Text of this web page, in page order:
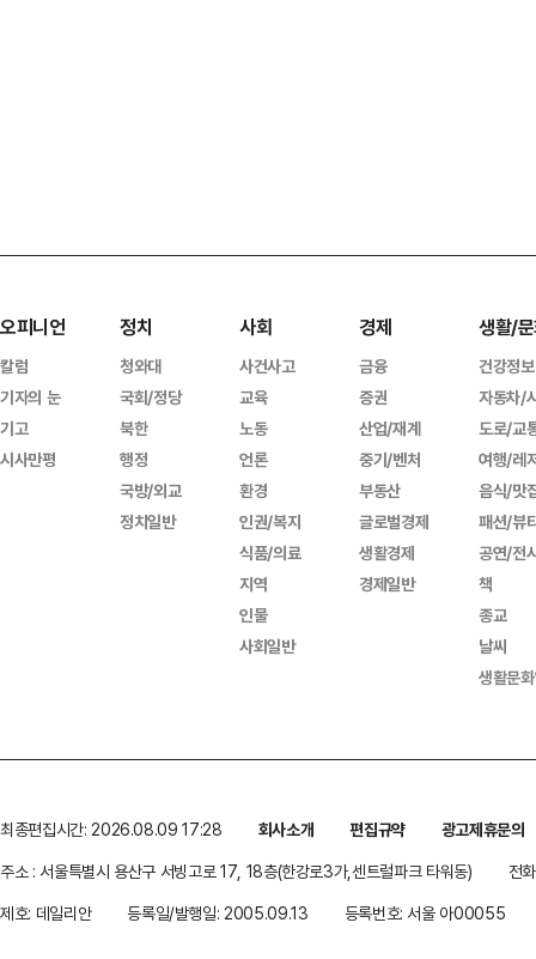
오피니언
칼럼
기자의 눈
기고
시사만평
정치
청와대
국회/정당
북한
행정
국방/외교
정치일반
사회
사건사고
교육
노동
언론
환경
인권/복지
식품/의료
지역
인물
사회일반
경제
금융
증권
산업/재계
중기/벤처
부동산
글로벌경제
생활경제
경제일반
생활/
건강정보
자동차/
도로/교
여행/레
음식/맛
패션/뷰
공연/전
책
종교
날씨
생활문
최종편집시간: 2026.08.09 17:28 회사소개 편집규약
광고제휴문의
주소 : 서울특별시 용산구 서빙고로 17, 18층(한강로3가,센트럴파크 타워동)
전
제호: 데일리안
등록일/발행일: 2005.09.13 등록번호: 서울 아00055